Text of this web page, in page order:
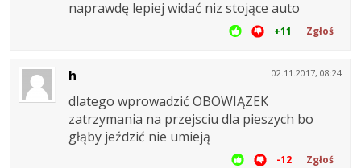
naprawdę lepiej widać niz stojące auto
+11 Zgłoś
02.11.2017, 08:24
h
dlatego wprowadzić OBOWIĄZEK
zatrzymania na przejsciu dla pieszych bo
głąby jeździć nie umieją
-12 Zgłoś